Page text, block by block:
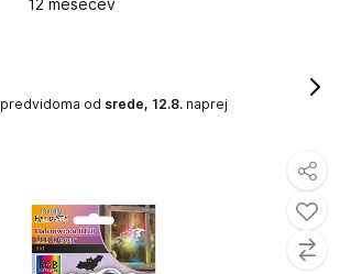
12 mesecev
predvidoma od srede, 12.8. naprej